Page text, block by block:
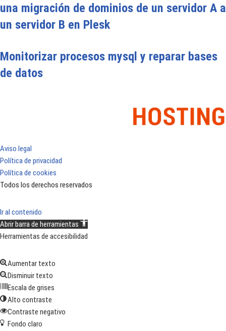
una migración de dominios de un servidor A a
un servidor B en Plesk
Monitorizar procesos mysql y reparar bases
de datos
Aviso legal
Política de privacidad
Política de cookies
Todos los derechos reservados
Ir al contenido
Abrir barra de herramientas
Herramientas de accesibilidad
Aumentar texto
Disminuir texto
Escala de grises
Alto contraste
Contraste negativo
Fondo claro